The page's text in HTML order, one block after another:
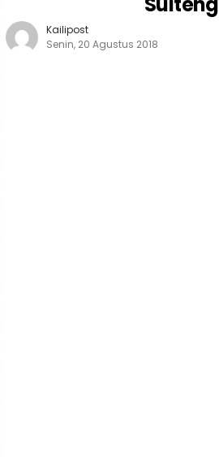
Kailipost
Senin, 20 Agustus 2018